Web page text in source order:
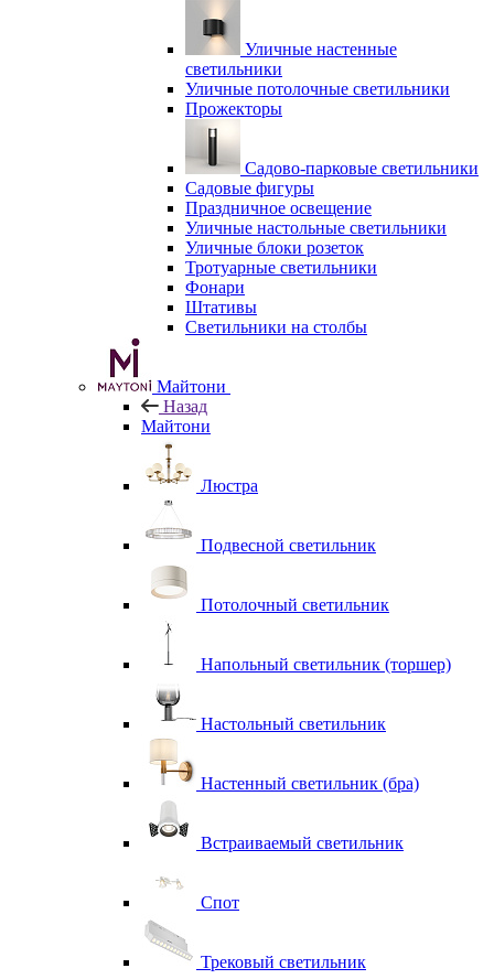
Уличные настенные
светильники
Уличные потолочные светильники
Прожекторы
Садово-парковые светильники
Садовые фигуры
Праздничное освещение
Уличные настольные светильники
Уличные блоки розеток
Тротуарные светильники
Фонари
Штативы
Светильники на столбы
Майтони
Назад
Майтони
Люстра
Подвесной светильник
Потолочный светильник
Напольный светильник (торшер)
Настольный светильник
Настенный светильник (бра)
Встраиваемый светильник
Спот
Трековый светильник